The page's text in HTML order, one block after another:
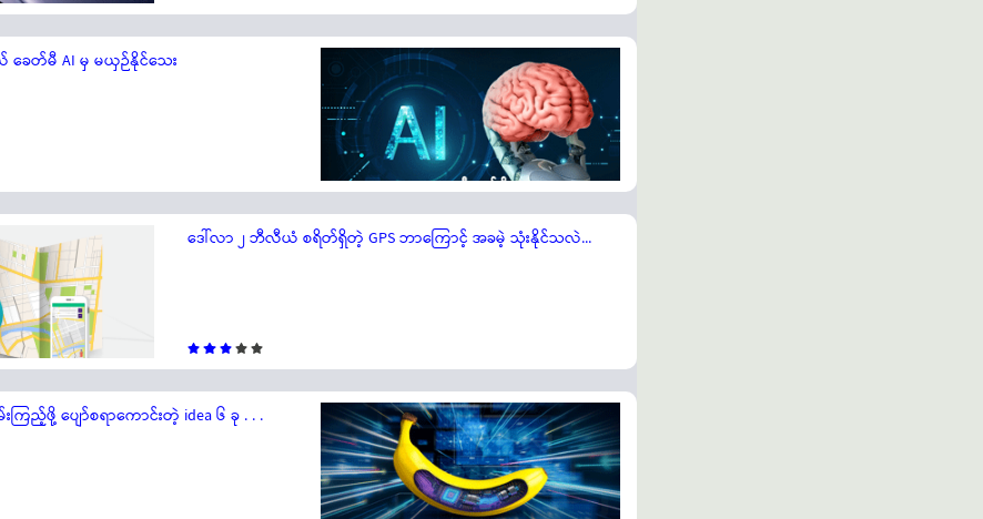
ေတ်မီ AI မှ မယှဉ်နိုင်သေး
ဒေါ်လာ ၂ ဘီလီယံ စရိတ်ရှိတဲ့ GPS ဘာကြောင့် အခမဲ့ သုံးနိုင်သလဲ...
းကြည့်ဖို့ ပျော်စရာကောင်းတဲ့ idea ၆ ခု . . .